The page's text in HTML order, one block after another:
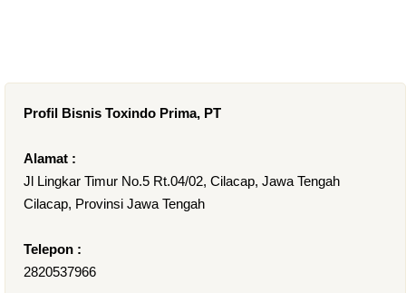
Profil Bisnis Toxindo Prima, PT
Alamat :
Jl Lingkar Timur No.5 Rt.04/02, Cilacap, Jawa Tengah
Cilacap, Provinsi Jawa Tengah
Telepon :
2820537966